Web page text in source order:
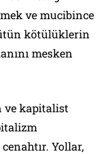
ve mucibince
kötülüklerin
mesken
ve kapitalist
Yollar,